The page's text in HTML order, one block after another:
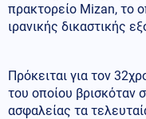
πρακτορείο Mizan, το
ιρανικής δικαστικής
Πρόκειται για τον
του οποίου βρισκόταν
ασφαλείας τα